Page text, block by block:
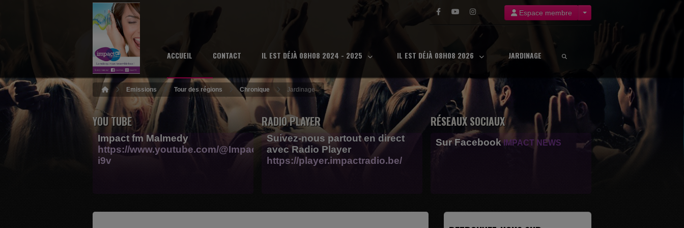
Espace membre
ACCUEIL CONTACT IL EST DÉJÀ 08H08 2024 - 2025 IL EST DÉJÀ 08H08 2026 JARDINAGE
Emissions Tour des régions Chronique Jardinage
YOU TUBE
Impact fm Malmedy
https://www.youtube.com/@Impactfm-
i9v
RADIO PLAYER
Suivez-nous partout en direct
avec Radio Player
https://player.impactradio.be/
RÉSEAUX SOCIAUX
Sur Facebook IMPACT NEWS